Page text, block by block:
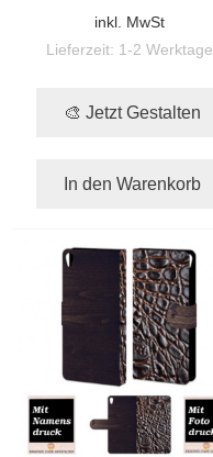
inkl. MwSt
Lieferzeit: 1-2 Werktage
🎨 Jetzt Gestalten
In den Warenkorb